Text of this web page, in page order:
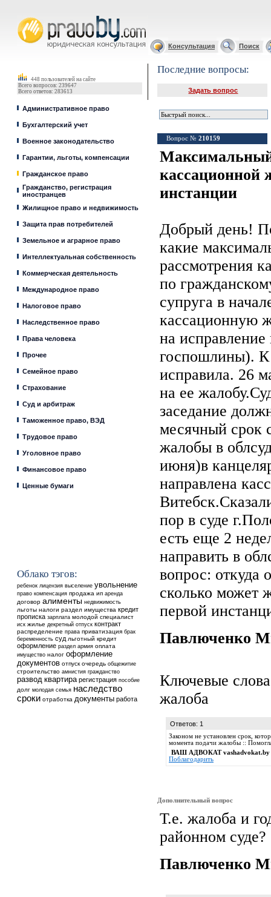
Консультация Поиск
448 пользователей на сайте
Всего вопросов: 239647
Всего ответов: 283613
Административное право
Бухгалтерский учет
Военное законодательство
Гарантии, льготы, компенсации
Гражданское право
Гражданство, регистрация
иностранцев
Жилищное право и недвижимость
Защита прав потребителей
Земельное и аграрное право
Интеллектуальная собственность
Коммерческая деятельность
Международное право
Налоговое право
Наследственное право
Права человека
Прочее
Семейное право
Страхование
Суд и арбитраж
Таможенное право, ВЭД
Трудовое право
Уголовное право
Финансовое право
Ценные бумаги
Облако тэгов:
ребенок лицензия выселение увольнение
право компенсация продажа ип аренда
договор алименты недвижимость
льготы налоги раздел имущества кредит
прописка зарплата молодой специалист
иск жилье декретный отпуск контракт
распределение права приватизация брак
беременность суд льготный кредит
оформление раздел армия оплата
имущество налог оформление
документов отпуск очередь общежитие
строительство амнистия гражданство
развод квартира регистрация пособие
долг молодая семья наследство
сроки отработка документы работа
Последние вопросы:
Задать вопрос
Вопрос № 210159
кассационной
инстанции
Добрый день!
какие
рассмотрения
по
супруга в
кассационную
на исправление
госпошлины). К
исправила. 26
на ее
заседание
месячный срок
жалобы в
июня)в
направлена
пор в суде
есть еще 2
направить в
вопрос: откуда
сколько может
первой
Павлюченко
Ключевые
жалоба
Ответов: 1
Законом не установлен срок,
момента подачи жалобы ::
ВАШ АДВОКАТ vashadvokat.by
Поблагодарить
Дополнительный вопрос
Т.е. жалоба и
районном суде?
Павлюченко